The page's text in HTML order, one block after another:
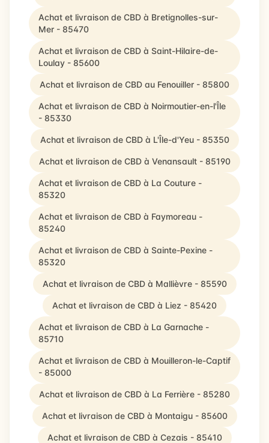
Achat et livraison de CBD à Bretignolles-sur-
Mer - 85470
Achat et livraison de CBD à Saint-Hilaire-de-
Loulay - 85600
Achat et livraison de CBD au Fenouiller - 85800
Achat et livraison de CBD à Noirmoutier-en-l'Île
- 85330
Achat et livraison de CBD à L'Île-d'Yeu - 85350
Achat et livraison de CBD à Venansault - 85190
Achat et livraison de CBD à La Couture -
85320
Achat et livraison de CBD à Faymoreau -
85240
Achat et livraison de CBD à Sainte-Pexine -
85320
Achat et livraison de CBD à Mallièvre - 85590
Achat et livraison de CBD à Liez - 85420
Achat et livraison de CBD à La Garnache -
85710
Achat et livraison de CBD à Mouilleron-le-Captif
- 85000
Achat et livraison de CBD à La Ferrière - 85280
Achat et livraison de CBD à Montaigu - 85600
Achat et livraison de CBD à Cezais - 85410